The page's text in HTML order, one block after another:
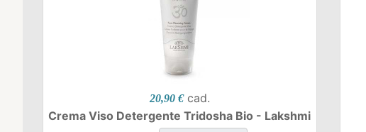
20,90 € cad.
Crema Viso Detergente Tridosha Bio - Lakshmi